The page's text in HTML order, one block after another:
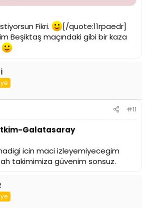
Fikri.
[/quote:11rpaedr]
Beşiktaş maçındaki gibi bir kaza
#11
Galatasaray
icin maci izleyemiyecegim
takimimiza güvenim sonsuz.